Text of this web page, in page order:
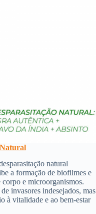
natural
a formação de biofilmes e
e microorganismos.
invasores indesejados, mas
à vitalidade e ao bem-estar